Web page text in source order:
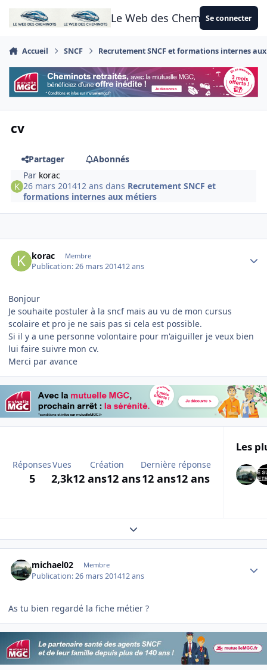
Aller au contenu
Le Web des CheminotsSe connecter
Accueil SNCF Recrutement SNCF et formations internes
cv
Partager
Abonnés
Par korac
26 mars 201412 ans dans Recrutement SNCF et
formations internes aux métiers
korac Membre
Publication:26 mars 201412 ans
Bonjour
Je souhaite postuler à la sncf mais au vu de mon cursus
scolaire et pro je ne sais pas si cela est possible.
Si il y a une personne volontaire pour m'aiguiller je veux bien
lui faire suivre mon cv.
Merci par avance
Réponses
5
Vues
2,3k
Création
12 ans12 ans
Dernière réponse
12 ans12 ans
Les
Expand topic overview
michael02 Membre
Publication:26 mars 201412 ans
As tu bien regardé la fiche métier ?